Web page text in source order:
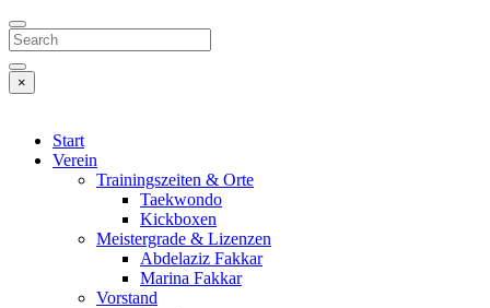
Search
×
Start
Verein
Trainingszeiten & Orte
Taekwondo
Kickboxen
Meistergrade & Lizenzen
Abdelaziz Fakkar
Marina Fakkar
Vorstand